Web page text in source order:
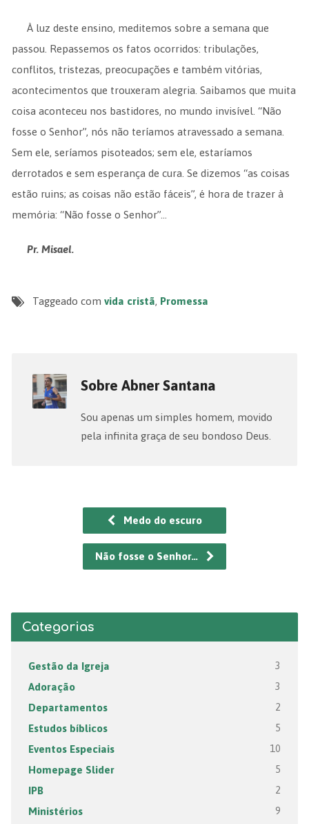
À luz deste ensino, meditemos sobre a semana que
passou. Repassemos os fatos ocorridos: tribulações,
conflitos, tristezas, preocupações e também vitórias,
acontecimentos que trouxeram alegria. Saibamos que muita
coisa aconteceu nos bastidores, no mundo invisível. “Não
fosse o Senhor”, nós não teríamos atravessado a semana.
Sem ele, seríamos pisoteados; sem ele, estaríamos
derrotados e sem esperança de cura. Se dizemos “as coisas
estão ruins; as coisas não estão fáceis”, é hora de trazer à
memória: “Não fosse o Senhor”…
Pr. Misael.
Taggeado com vida cristã, Promessa
Sobre Abner Santana
Sou apenas um simples homem, movido
pela infinita graça de seu bondoso Deus.
Medo do escuro
Não fosse o Senhor…
Categorias
Gestão da Igreja 3
Adoração 3
Departamentos 2
Estudos bíblicos 5
Eventos Especiais 10
Homepage Slider 5
IPB 2
Ministérios 9